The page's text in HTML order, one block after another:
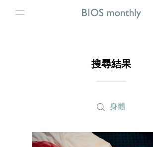
搜尋結果
身體